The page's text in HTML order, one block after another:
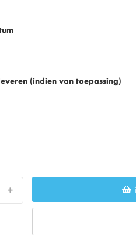
(indien van toepassing)
Verhoog